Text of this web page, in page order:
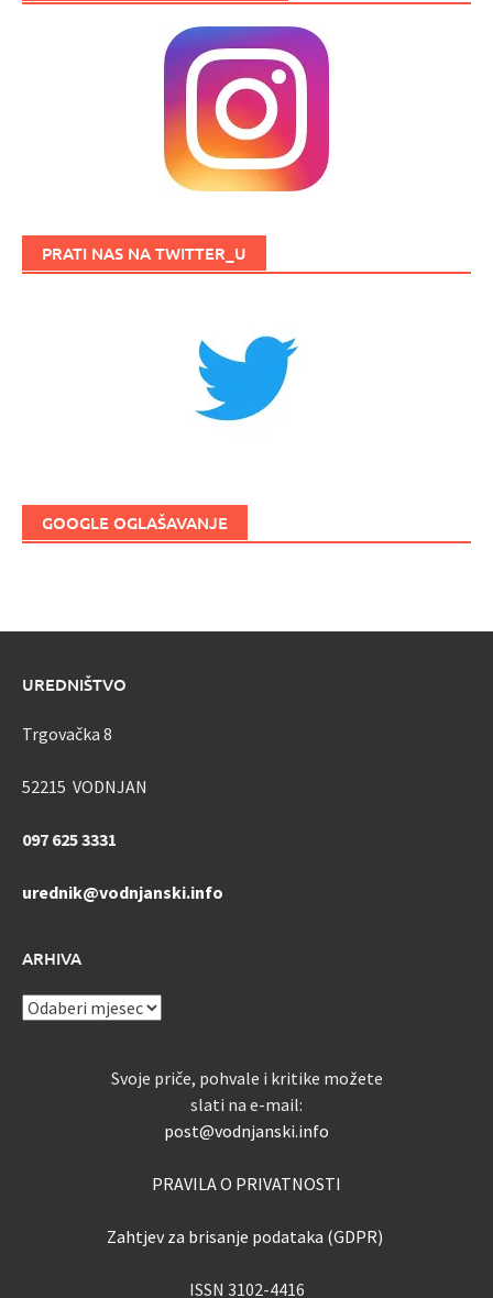
PRATI NAS NA TWITTER_U
GOOGLE OGLAŠAVANJE
UREDNIŠTVO
Trgovačka 8
52215 VODNJAN
097 625 3331
urednik@vodnjanski.info
ARHIVA
ARHIVA
Svoje priče, pohvale i kritike možete
slati na e-mail:
post@vodnjanski.info
PRAVILA O PRIVATNOSTI
Zahtjev za brisanje podataka (GDPR)
ISSN 3102-4416